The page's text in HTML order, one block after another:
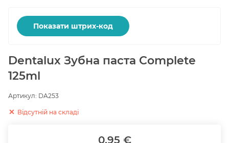
Показати штрих-код
Dentalux Зубна паста Complete
125ml
Артикул: DA253
Відсутній на складі
0.95 €